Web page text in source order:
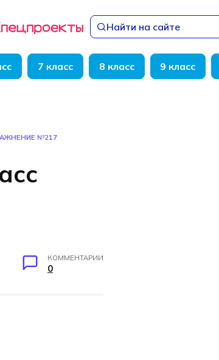
Найти на сайте
7 класс 8 класс 9 класс
№217
КОММЕНТАРИИ
0